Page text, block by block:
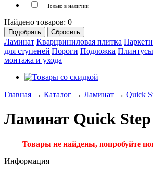
Только в наличии
Найдено товаров: 0
Ламинат Кварцвиниловая плитка
для ступеней Пороги Подложка Плинтусы
монтажа и ухода
Главная → Каталог → Ламинат → Quick
Ламинат Quick Step
Товары не найдены, попробуйте
Информация